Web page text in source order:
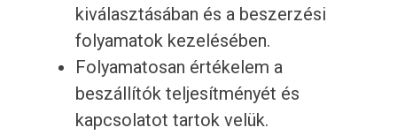
kiválasztásában és a beszerzési
folyamatok kezelésében.
Folyamatosan értékelem a
beszállítók teljesítményét és
kapcsolatot tartok velük.